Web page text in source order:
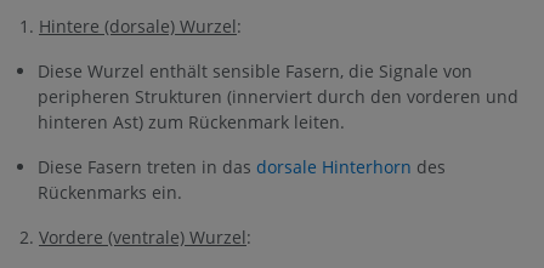
1. Hintere (dorsale) Wurzel:
Diese Wurzel enthält sensible Fasern, die Signale von
peripheren Strukturen (innerviert durch den vorderen und
hinteren Ast) zum Rückenmark leiten.
Diese Fasern treten in das dorsale Hinterhorn des
Rückenmarks ein.
2. Vordere (ventrale) Wurzel: